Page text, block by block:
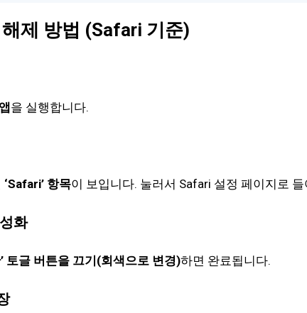
제 방법 (Safari 기준)
을 실행합니다.
‘Safari’ 항목이 보입니다. 눌러서 Safari 설정 페이지로 들
화
토글 버튼을 끄기(회색으로 변경)하면 완료됩니다.